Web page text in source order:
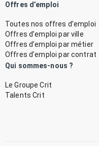
Offres d’emploi
Toutes nos offres d’emploi
Offres d’emploi par ville
Offres d’emploi par métier
Offres d’emploi par contrat
Qui sommes-nous ?
Le Groupe Crit
Talents Crit